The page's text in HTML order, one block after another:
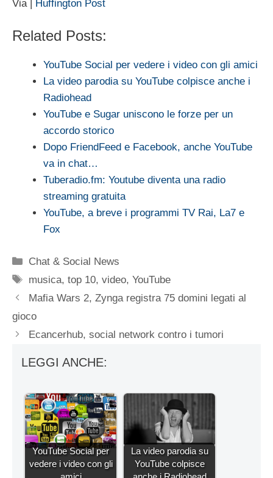
Via | Huffington Post
Related Posts:
YouTube Social per vedere i video con gli amici
La video parodia su YouTube colpisce anche i
Radiohead
YouTube e Sugar uniscono le forze per un
accordo storico
Dopo FriendFeed e Facebook, anche YouTube
va in chat…
Tuberadio.fm: Youtube diventa una radio
streaming gratuita
YouTube, a breve i programmi TV Rai, La7 e
Fox
Categorie
Chat & Social News
Tag
musica,top 10,video,YouTube
Mafia Wars 2, Zynga registra 75 domini legati al
gioco
Ecancerhub, social network contro i tumori
LEGGI ANCHE:
YouTube Social per
vedere i video con gli
La video parodia su
YouTube colpisce